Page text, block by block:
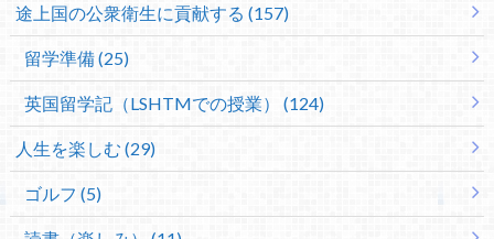
途上国の公衆衛生に貢献する (157)
留学準備 (25)
英国留学記（LSHTMでの授業） (124)
人生を楽しむ (29)
ゴルフ (5)